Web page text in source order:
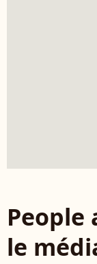
People
le